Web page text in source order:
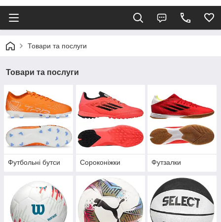
Товари та послуги
Товари та послуги
Футбольні бутси Сороконіжки Футзалки